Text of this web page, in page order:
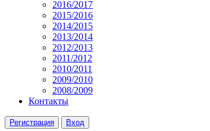
2016/2017
2015/2016
2014/2015
2013/2014
2012/2013
2011/2012
2010/2011
2009/2010
2008/2009
Контакты
Регистрация Вход